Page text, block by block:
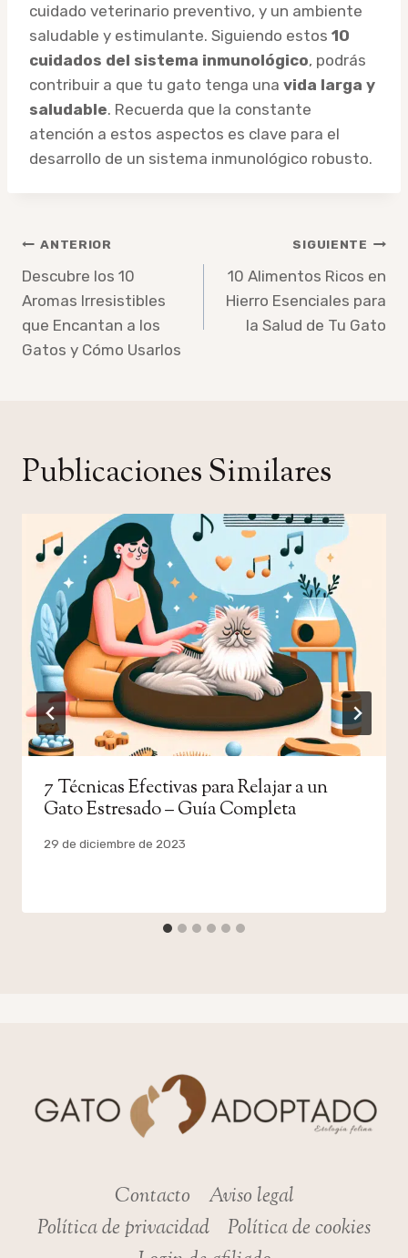
cuidado veterinario preventivo, y un ambiente
saludable y estimulante. Siguiendo estos 10
cuidados del sistema inmunológico, podrás
contribuir a que tu gato tenga una vida larga y
saludable. Recuerda que la constante
atención a estos aspectos es clave para el
desarrollo de un sistema inmunológico robusto.
Navegación
de
entradas
ANTERIOR
Descubre los 10
Aromas Irresistibles
que Encantan a los
Gatos y Cómo Usarlos
SIGUIENTE
10 Alimentos Ricos en
Hierro Esenciales para
la Salud de Tu Gato
Publicaciones Similares
7 Técnicas Efectivas para Relajar a un
Gato Estresado – Guía Completa
Por
29 de diciembre de 2023
Contacto
Aviso legal
Política de privacidad
Política de cookies